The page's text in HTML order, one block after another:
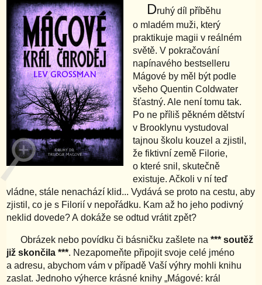
Druhý díl příběhu
o mladém muži, který
praktikuje magii v reálném
světě. V pokračování
napínavého bestselleru
Mágové by měl být podle
všeho Quentin Coldwater
šťastný. Ale není tomu tak.
Po ne příliš pěkném dětství
v Brooklynu vystudoval
tajnou školu kouzel a zjistil,
že fiktivní země Filorie,
o které snil, skutečně
existuje. Ačkoli v ní teď
vládne, stále nenachází klid... Vydává se proto na cestu, aby
zjistil, co je s Filorií v nepořádku. Kam až ho jeho podivný
neklid dovede? A dokáže se odtud vrátit zpět?
Obrázek nebo povídku či básničku zašlete na*** soutěž
již skončila ***. Nezapomeňte připojit svoje celé jméno
a adresu, abychom vám v případě Vaší výhry mohli knihu
zaslat. Jednoho výherce krásné knihy „Mágové: král